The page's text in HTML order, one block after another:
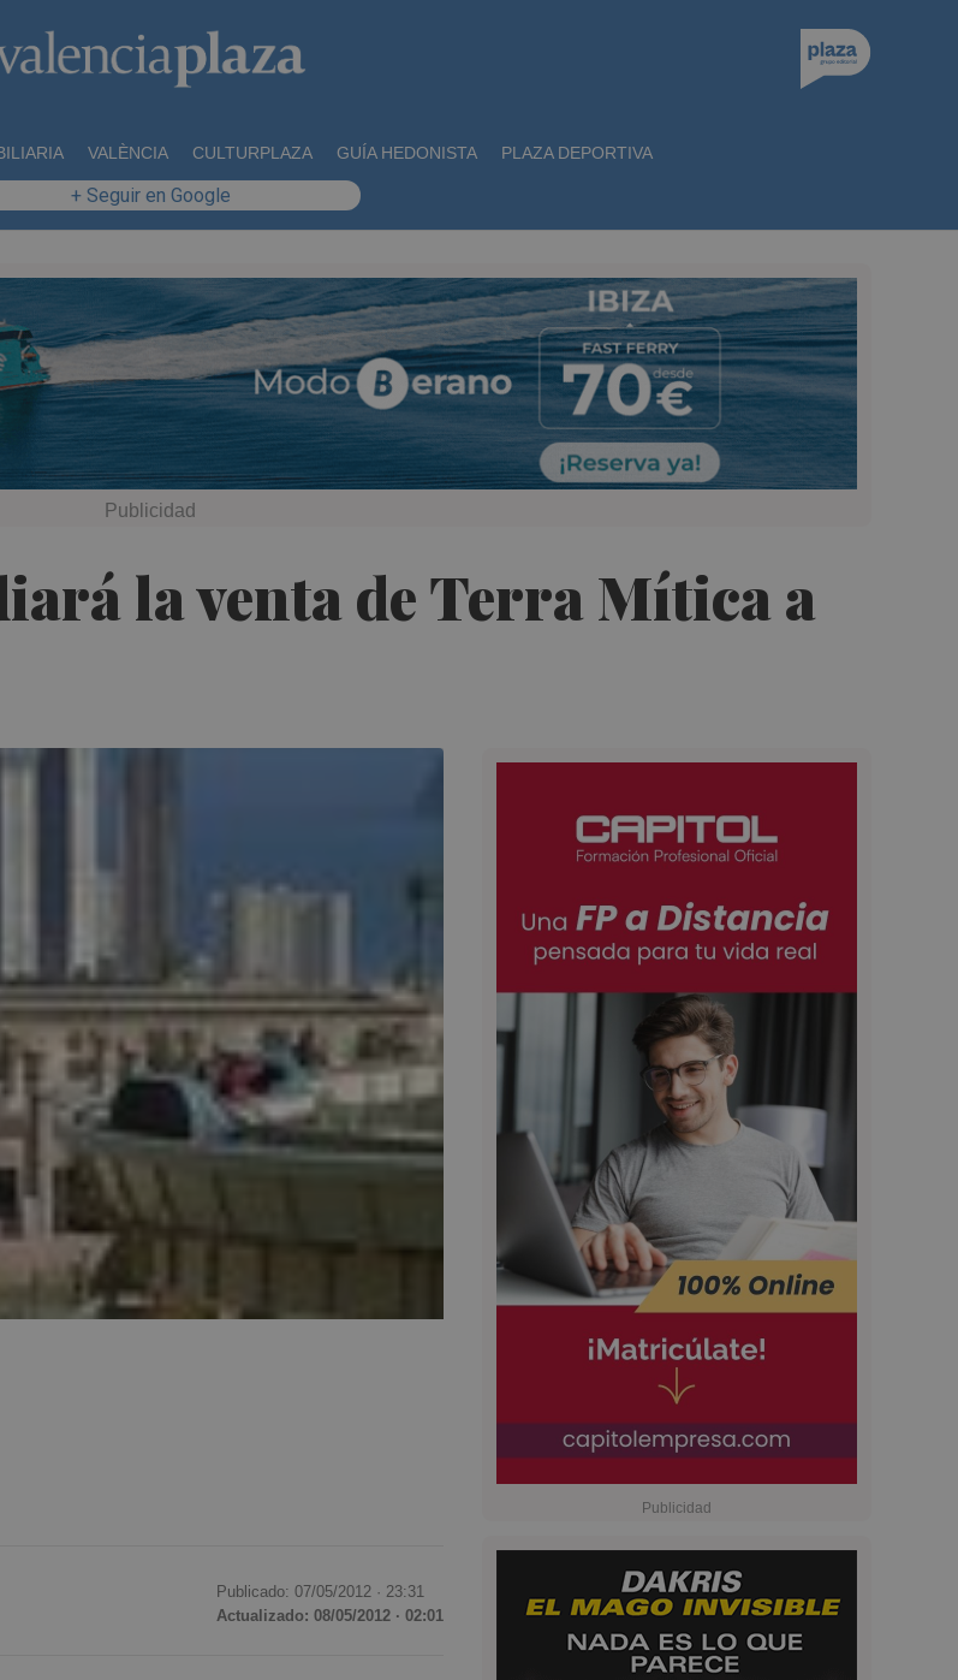
VALÈNCIA CULTURPLAZA GUÍA HEDONISTA PLAZA DEPORTIVA
+ Seguir en Google
la venta de Terra Mítica a
Publicado: 07/05/2012 · 23:31
Actualizado: 08/05/2012 · 02:01